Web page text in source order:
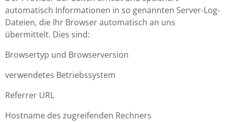
automatisch Informationen in so genannten Server-Log-
Dateien, die Ihr Browser automatisch an uns
übermittelt. Dies sind:
Browsertyp und Browserversion
verwendetes Betriebssystem
Referrer URL
Hostname des zugreifenden Rechners